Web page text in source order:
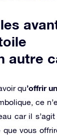
autre
qu’offrir
ce
car il
que vous